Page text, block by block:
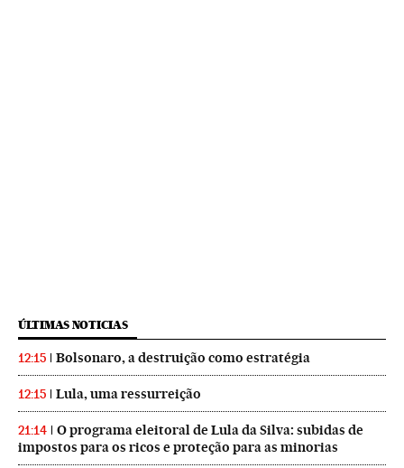
ÚLTIMAS NOTICIAS
12:15 Bolsonaro, a destruição como estratégia
12:15 Lula, uma ressurreição
21:14
O programa eleitoral de Lula da Silva: subidas de
impostos para os ricos e proteção para as minorias